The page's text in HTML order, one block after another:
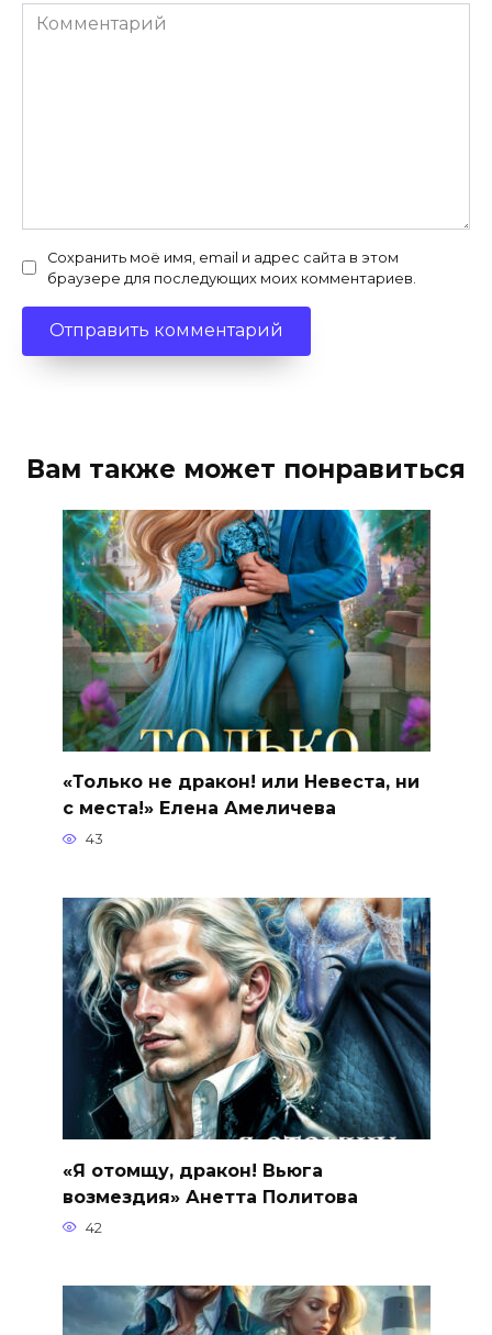
Комментарий
Сохранить моё имя, email и адрес сайта в этом
браузере для последующих моих комментариев.
Вам также может понравиться
«Только не дракон! или Невеста, ни
с места!» Елена Амеличева
43
«Я отомщу, дракон! Вьюга
возмездия» Анетта Политова
42